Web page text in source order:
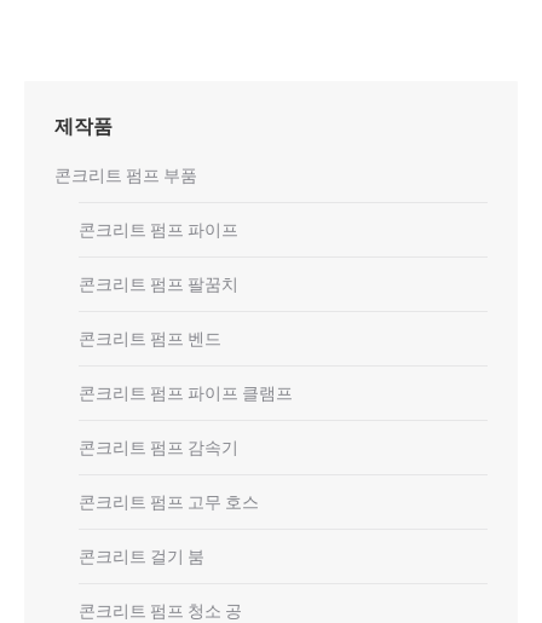
제작품
콘크리트 펌프 부품
콘크리트 펌프 파이프
콘크리트 펌프 팔꿈치
콘크리트 펌프 벤드
콘크리트 펌프 파이프 클램프
콘크리트 펌프 감속기
콘크리트 펌프 고무 호스
콘크리트 걸기 붐
콘크리트 펌프 청소 공